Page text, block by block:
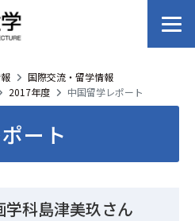
国際交流・留学情報
2017年度 中国留学レポート
ート
科島津美玖さん